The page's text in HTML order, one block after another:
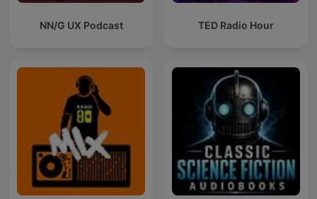
NN/G UX Podcast TED Radio Hour